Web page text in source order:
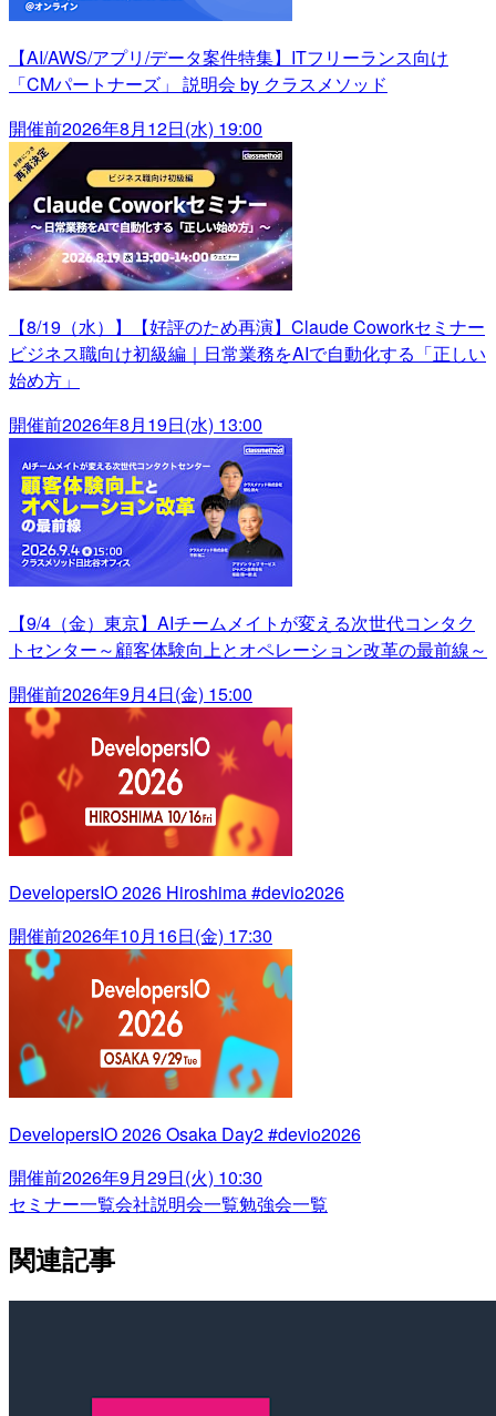
【AI/AWS/アプリ/データ案件特集】ITフリーランス向け
「CMパートナーズ」 説明会 by クラスメソッド
開催前2026年8月12日(水) 19:00
【8/19（水）】【好評のため再演】Claude Coworkセミナー
ビジネス職向け初級編｜日常業務をAIで自動化する「正しい
始め方」
開催前2026年8月19日(水) 13:00
【9/4（金）東京】AIチームメイトが変える次世代コンタク
トセンター～顧客体験向上とオペレーション改革の最前線～
開催前2026年9月4日(金) 15:00
DevelopersIO 2026 Hiroshima #devio2026
開催前2026年10月16日(金) 17:30
DevelopersIO 2026 Osaka Day2 #devio2026
開催前2026年9月29日(火) 10:30
セミナー一覧会社説明会一覧勉強会一覧
関連記事